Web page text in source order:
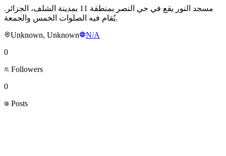
مسجد النور يقع في حي النصر بمنطقة 11 بمدينة الشلف، الجزائر.
يُقام فيه الصلوات الخمس والجمعة.
Unknown, Unknown
N/A
0
Followers
0
Posts